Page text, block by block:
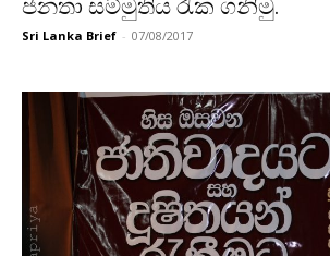
ජනතා සම්මුතිය රැක ගනිමු.
Sri Lanka Brief - 07/08/2017